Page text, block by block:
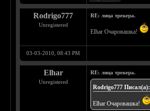
Rodrigo777
Unregistered
RE: лица трекера.
Elhar Очаровашка!
03-03-2010, 08:43 PM
Elhar
Unregistered
RE: лица трекера.
Rodrigo777 Писал(а):
Elhar Очаровашка!